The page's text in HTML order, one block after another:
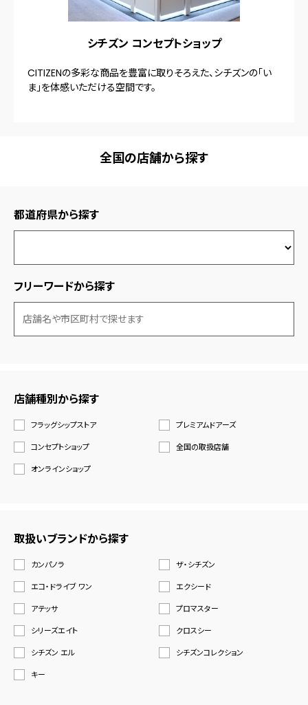
シチズン コンセプトショップ
CITIZENの多彩な商品を豊富に取りそろえた、シチズンの「い
ま」を体感いただける空間です。
全国の店舗から探す
都道府県から探す
フリーワードから探す
店舗種別から探す
フラッグシップストア
プレミアムドアーズ
コンセプトショップ
全国の取扱店舗
オンラインショップ
取扱いブランドから探す
カンパノラ
ザ・シチズン
エコ・ドライブ ワン
エクシード
アテッサ
プロマスター
シリーズエイト
クロスシー
シチズン エル
シチズンコレクション
キー